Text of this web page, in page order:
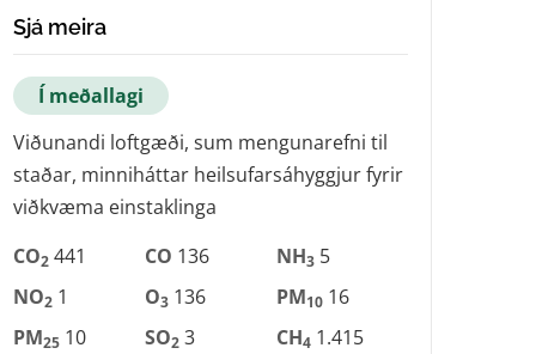
Sjá meira
Í meðallagi
Viðunandi loftgæði, sum mengunarefni til
staðar, minniháttar heilsufarsáhyggjur fyrir
viðkvæma einstaklinga
CO2 441 CO 136 NH3 5
NO2 1 O3 136 PM10 16
PM25 10 SO2 3 CH4 1.415